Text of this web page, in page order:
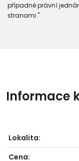
případné právní
stranami."
Informace
Lokalita:
Cena: